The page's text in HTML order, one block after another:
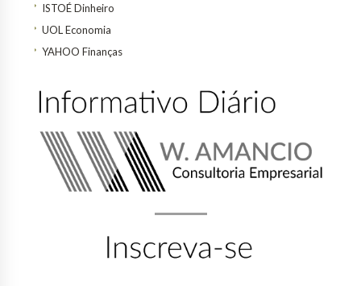
ISTOÉ Dinheiro
UOL Economia
YAHOO Finanças